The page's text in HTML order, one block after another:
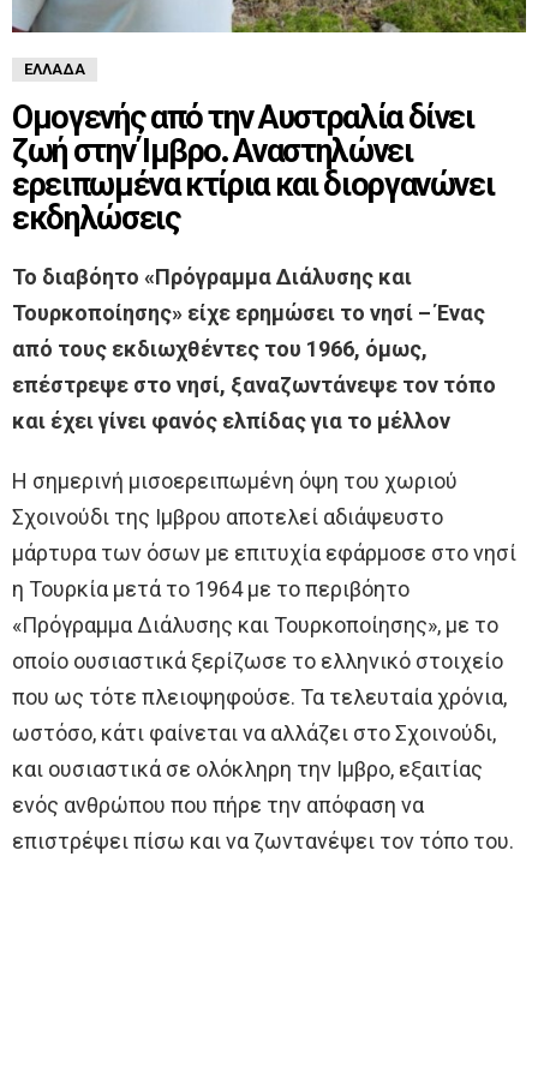
ΕΛΛΆΔΑ
Ομογενής από την Αυστραλία δίνει
ζωή στην Ίμβρο. Αναστηλώνει
ερειπωμένα κτίρια και διοργανώνει
εκδηλώσεις
Το διαβόητο «Πρόγραμμα Διάλυσης και
Τουρκοποίησης» είχε ερημώσει το νησί – Ένας
από τους εκδιωχθέντες του 1966, όμως,
επέστρεψε στο νησί, ξαναζωντάνεψε τον τόπο
και έχει γίνει φανός ελπίδας για το μέλλον
Η σημερινή μισοερειπωμένη όψη του χωριού
Σχοινούδι της Ιμβρου αποτελεί αδιάψευστο
μάρτυρα των όσων με επιτυχία εφάρμοσε στο νησί
η Τουρκία μετά το 1964 με το περιβόητο
«Πρόγραμμα Διάλυσης και Τουρκοποίησης», με το
οποίο ουσιαστικά ξερίζωσε το ελληνικό στοιχείο
που ως τότε πλειοψηφούσε. Τα τελευταία χρόνια,
ωστόσο, κάτι φαίνεται να αλλάζει στο Σχοινούδι,
και ουσιαστικά σε ολόκληρη την Ιμβρο, εξαιτίας
ενός ανθρώπου που πήρε την απόφαση να
επιστρέψει πίσω και να ζωντανέψει τον τόπο του.